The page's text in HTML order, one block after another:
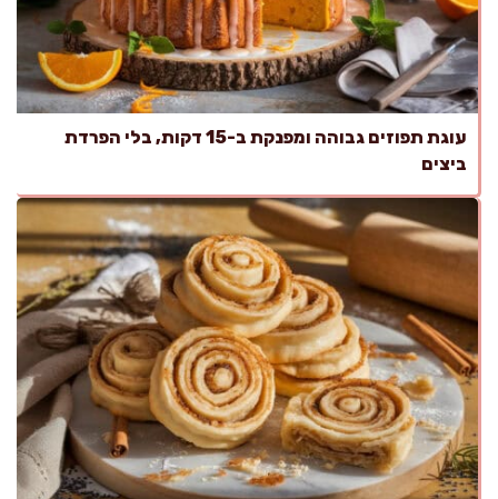
עוגת תפוזים גבוהה ומפנקת ב-15 דקות, בלי הפרדת
ביצים